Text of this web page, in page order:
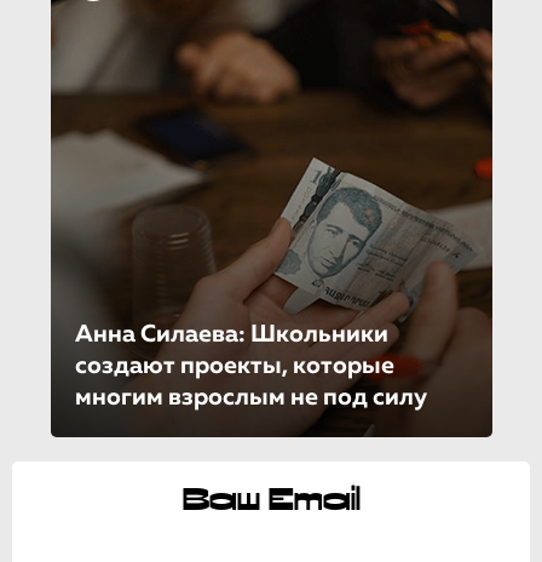
Анна Силаева: Школьники
создают проекты, которые
многим взрослым не под силу
Ваш Email